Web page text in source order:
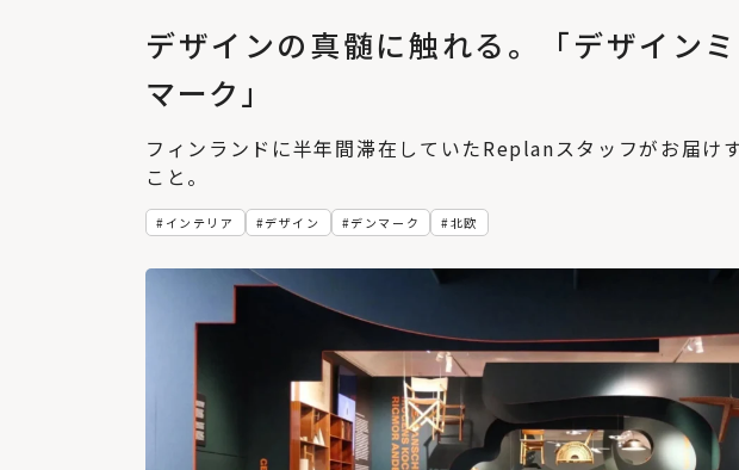
デザインの真髄に触れる。「デザイン
マーク」
インテリア デザイン デンマーク 北欧
フィンランドに半年間滞在していたReplanスタッフがお届け
こと。